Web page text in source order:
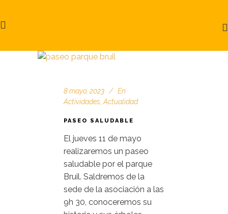
8 mayo, 2023
En
Actividades Actualidad
PASEO SALUDABLE
El jueves 11 de mayo
realizaremos un paseo
saludable por el parque
Bruil. Saldremos de la
sede de la asociación a las
9h 30, conoceremos su